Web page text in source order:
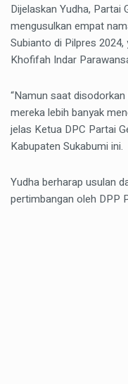
Dijelaskan Yudha, Partai
mengusulkan empat
Subianto di Pilpres
Khofifah Indar
“Namun saat
mereka lebih banyak
jelas Ketua DPC Partai
Kabupaten Sukabumi ini.
Yudha berharap usulan
pertimbangan oleh DPP